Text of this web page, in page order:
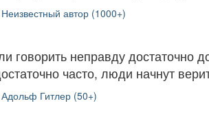
Неизвестный автор (1000+)
говорить неправду достаточно
часто, люди начнут
Адольф Гитлер (50+)